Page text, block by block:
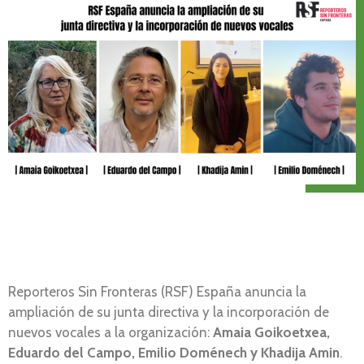
Reporteros Sin Fronteras (RSF) España anuncia la
ampliación de su junta directiva y la incorporación de
nuevos vocales a la organización: Amaia Goikoetxea,
Eduardo del Campo, Emilio Doménech y Khadija Amin.